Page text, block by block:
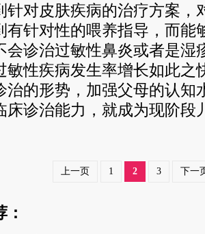
针对皮肤疾病的治疗方案，
有针对性的喂养指导，而能
会诊治过敏性鼻炎或者是湿
敏性疾病发生率增长如此之
治的形势，加强父母的认知
床诊治能力，就成为现阶段
上一页 1 2 3 下一